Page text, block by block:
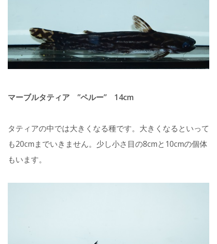
マーブルタティア ”ペルー” 14cm
タティアの中では大きくなる種です。大きくなるといって
も20cmまでいきません。少し小さ目の8cmと10cmの個体
もいます。